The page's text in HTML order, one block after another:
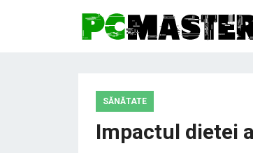
SĂNĂTATE
Impactul dietei